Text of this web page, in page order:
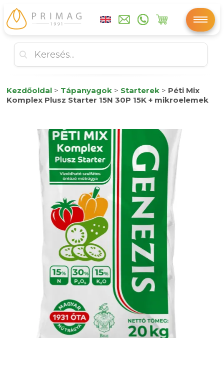
Kezdőoldal > Tápanyagok > Starterek > Péti Mix
Komplex Plusz Starter 15N 30P 15K + mikroelemek